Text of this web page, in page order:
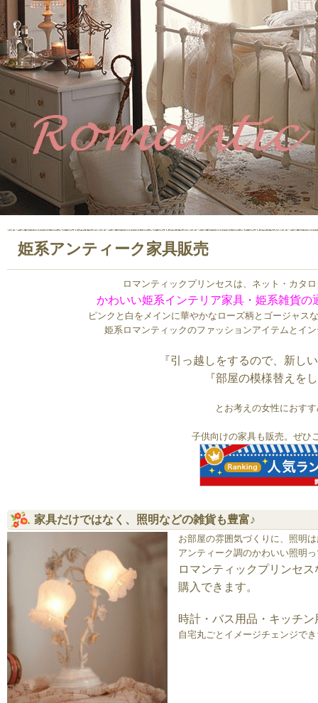
姫系アンティーク家具販売
ロマンティックプリンセスは、ネット・カタ
かわいい姫系インテリア家具・姫系雑貨の
ピンクと白をメインに華やかなローズ柄とゴージャス
姫系ロマンティックのファッションアイテムとイ
『引っ越しをするので、新し
『部屋の模様替えを
とお考えの女性におす
子供向けの家具も販売。ぜひ
家具だけではなく、照明などの雑貨も豊富♪
お部屋の雰囲気づくりに、照明
アンティーク調のかわいい照明
ロマンティックプリンセ
購入できます。
時計・バス用品・キッチ
自宅丸ごとイメージチェンジで